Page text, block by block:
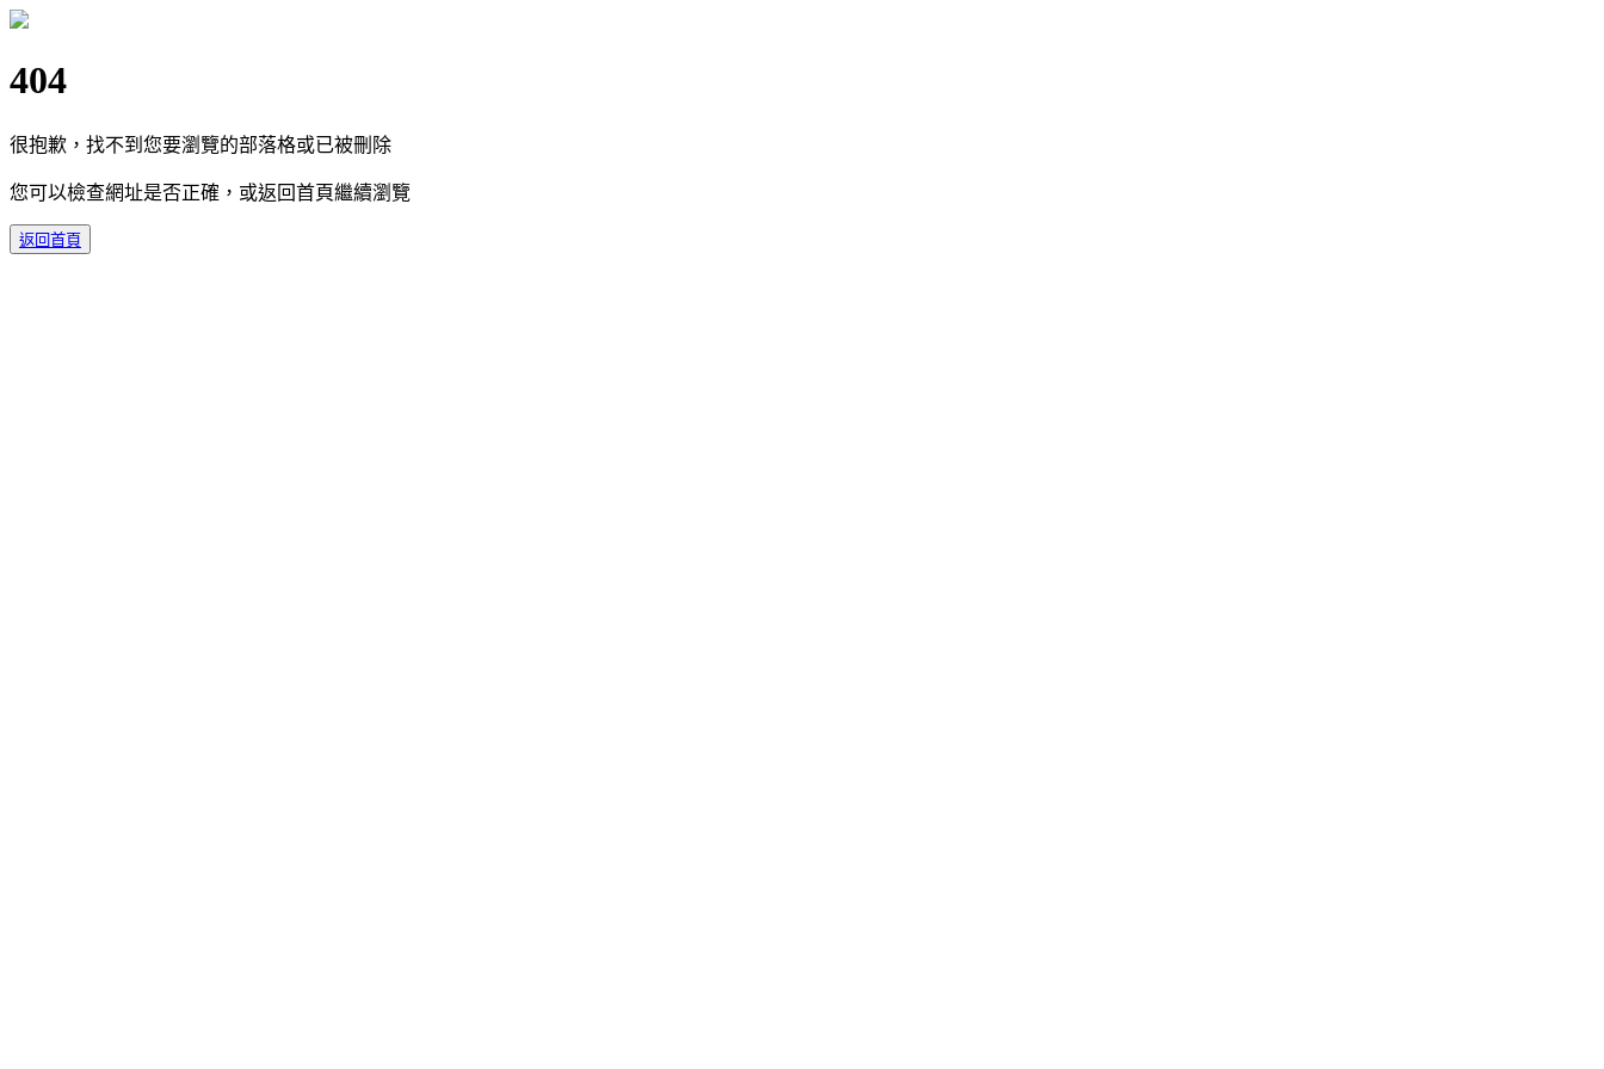
404
很抱歉，找不到您要瀏覽的部落格或已被刪除
您可以檢查網址是否正確，或返回首頁繼續瀏覽
返回首頁